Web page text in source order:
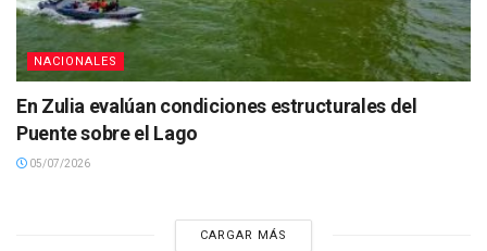
NACIONALES
En Zulia evalúan condiciones estructurales del
Puente sobre el Lago
05/07/2026
CARGAR MÁS